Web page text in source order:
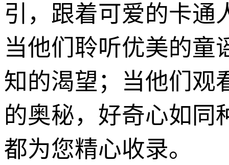
引，跟着可爱的卡通
当他们聆听优美的童
知的渴望；当他们观
的奥秘，好奇心如
都为您精心收录。